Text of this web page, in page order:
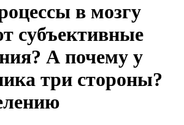
в мозгу
субъективные
А почему у
три стороны?